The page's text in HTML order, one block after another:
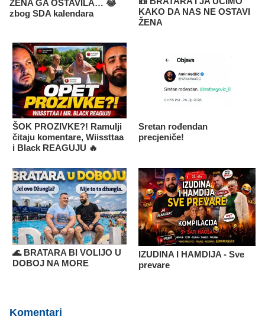
ŽENA GA OSTAVILA… 😂
zbog SDA kalendara
KAKO DA NAS NE OSTAVI
ŽENA
ŠOK PROZIVKE?! Ramulji
čitaju komentare, Wiissttaa
i Black REAGUJU 🔥
Sretan rođendan
precjeniče!
🌊 BRATARA BI VOLIJO U
DOBOJ NA MORE
IZUDINA I HAMDIJA - Sve
prevare
Komentari